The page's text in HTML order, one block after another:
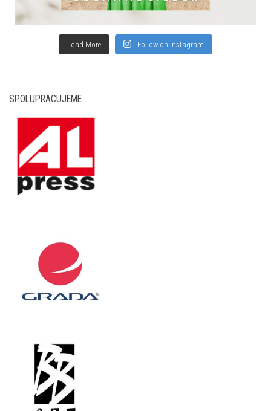
Load More Follow on Instagram
SPOLUPRACUJEME :